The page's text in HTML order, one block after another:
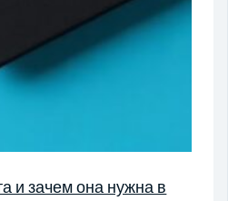
и зачем она нужна в